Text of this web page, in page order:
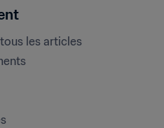
les articles